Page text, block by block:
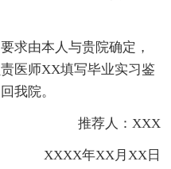
求由本人与贵院确定，
医师XX填写毕业实习鉴
我院。
推荐人：XXX
XXXX年XX月XX日